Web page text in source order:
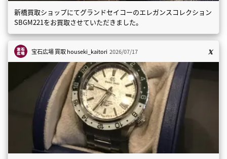
新橋買取ショップにてグランドセイコーのエレガンスコレクション
SBGM221をお買取させていただきました。
宝石広場 買取houseki_kaitori 2026/07/17